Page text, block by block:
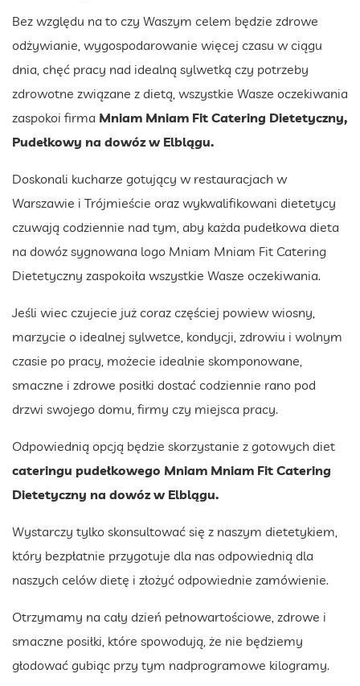
Bez względu na to czy Waszym celem będzie zdrowe
odżywianie, wygospodarowanie więcej czasu w ciągu
dnia, chęć pracy nad idealną sylwetką czy potrzeby
zdrowotne związane z dietą, wszystkie Wasze oczekiwania
zaspokoi firma Mniam Mniam Fit Catering Dietetyczny,
Pudełkowy na dowóz w Elblągu.
Doskonali kucharze gotujący w restauracjach w
Warszawie i Trójmieście oraz wykwalifikowani dietetycy
czuwają codziennie nad tym, aby każda pudełkowa dieta
na dowóz sygnowana logo Mniam Mniam Fit Catering
Dietetyczny zaspokoiła wszystkie Wasze oczekiwania.
Jeśli wiec czujecie już coraz częściej powiew wiosny,
marzycie o idealnej sylwetce, kondycji, zdrowiu i wolnym
czasie po pracy, możecie idealnie skomponowane,
smaczne i zdrowe posiłki dostać codziennie rano pod
drzwi swojego domu, firmy czy miejsca pracy.
Odpowiednią opcją będzie skorzystanie z gotowych diet
cateringu pudełkowego Mniam Mniam Fit Catering
Dietetyczny na dowóz w Elblągu.
Wystarczy tylko skonsultować się z naszym dietetykiem,
który bezpłatnie przygotuje dla nas odpowiednią dla
naszych celów dietę i złożyć odpowiednie zamówienie.
Otrzymamy na cały dzień pełnowartościowe, zdrowe i
smaczne posiłki, które spowodują, że nie będziemy
głodować gubiąc przy tym nadprogramowe kilogramy.